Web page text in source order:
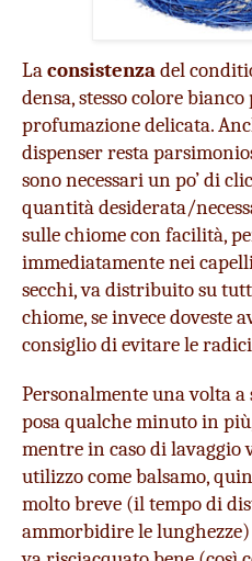
La consistenza del
densa, stesso colore bianco
profumazione delicata.
dispenser resta
sono necessari un po’ di
quantità desiderata/
sulle chiome con facilità,
immediatamente nei
secchi, va distribuito su
chiome, se invece doveste
consiglio di evitare le
Personalmente una volta
posa qualche minuto in
mentre in caso di lavaggio
utilizzo come balsamo,
molto breve (il tempo di
ammorbidire le